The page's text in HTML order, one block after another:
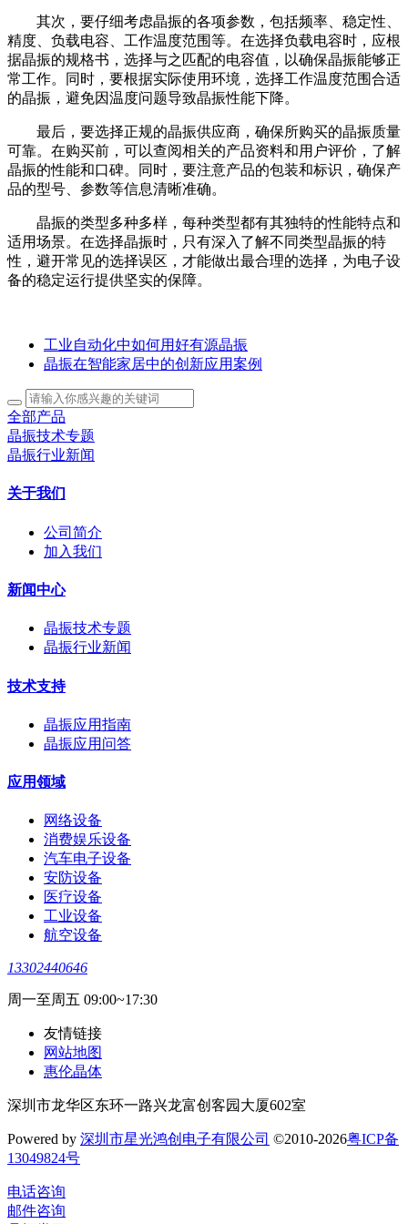
其次，要仔细考虑晶振的各项参数，包括频率、稳定性、
精度、负载电容、工作温度范围等。在选择负载电容时，应根
据晶振的规格书，选择与之匹配的电容值，以确保晶振能够正
常工作。同时，要根据实际使用环境，选择工作温度范围合适
的晶振，避免因温度问题导致晶振性能下降。
最后，要选择正规的晶振供应商，确保所购买的晶振质量
可靠。在购买前，可以查阅相关的产品资料和用户评价，了解
晶振的性能和口碑。同时，要注意产品的包装和标识，确保产
品的型号、参数等信息清晰准确。
晶振的类型多种多样，每种类型都有其独特的性能特点和
适用场景。在选择晶振时，只有深入了解不同类型晶振的特
性，避开常见的选择误区，才能做出最合理的选择，为电子设
备的稳定运行提供坚实的保障。
工业自动化中如何用好有源晶振
晶振在智能家居中的创新应用案例
全部产品
晶振技术专题
晶振行业新闻
关于我们
公司简介
加入我们
新闻中心
晶振技术专题
晶振行业新闻
技术支持
晶振应用指南
晶振应用问答
应用领域
网络设备
消费娱乐设备
汽车电子设备
安防设备
医疗设备
工业设备
航空设备
13302440646
周一至周五 09:00~17:30
友情链接
网站地图
惠伦晶体
深圳市龙华区东环一路兴龙富创客园大厦602室
Powered by 深圳市星光鸿创电子有限公司 ©2010-2026粤ICP备
13049824号
电话咨询
邮件咨询